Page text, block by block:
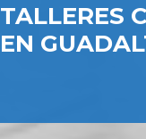
TALLERES
EN